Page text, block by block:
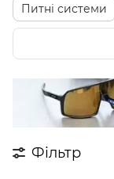
Питні системи
Кошики
Фільтр